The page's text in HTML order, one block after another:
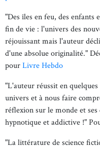
"Des îles en feu, des enfants
fin de vie : l'univers des
réjouissant mais l'auteur
d'une absolue originalité."
pourLivre Hebdo
"L'auteur réussit en
univers et à nous faire
réflexion sur le monde et
hypnotique et addictive !"
"La littérature de science